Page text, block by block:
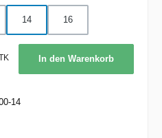
14 16
In den Warenkorb
14